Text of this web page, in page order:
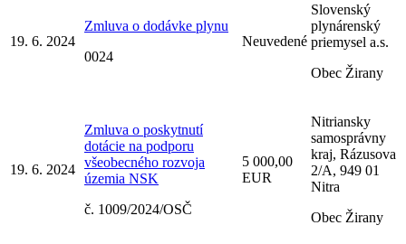
19. 6. 2024
Zmluva o dodávke plynu
0024
Neuvedené
Slovenský
plynárenský
priemysel a.s.
Obec Žirany
19. 6. 2024
Zmluva o poskytnutí
dotácie na podporu
všeobecného rozvoja
územia NSK
č. 1009/2024/OSČ
5 000,00
EUR
Nitriansky
samosprávny
kraj, Rázusova
2/A, 949 01
Nitra
Obec Žirany